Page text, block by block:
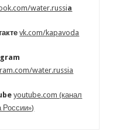
water.russia
vk.com/kapavoda
water.russia
youtube.com (канал
России»)